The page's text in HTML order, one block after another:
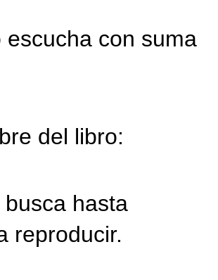
con suma
del libro:
hasta
reproducir.